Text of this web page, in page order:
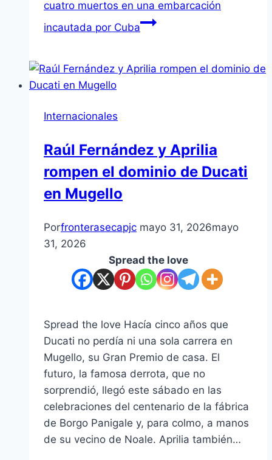
cuatro muertos en una embarcación
incautada por Cuba
Internacionales
Raúl Fernández y Aprilia
rompen el dominio de Ducati
en Mugello
Porfronterasecapjc mayo 31, 2026mayo
31, 2026
Spread the love
Spread the love Hacía cinco años que
Ducati no perdía ni una sola carrera en
Mugello, su Gran Premio de casa. El
futuro, la famosa derrota, que no
sorprendió, llegó este sábado en las
celebraciones del centenario de la fábrica
de Borgo Panigale y, para colmo, a manos
de su vecino de Noale. Aprilia también…